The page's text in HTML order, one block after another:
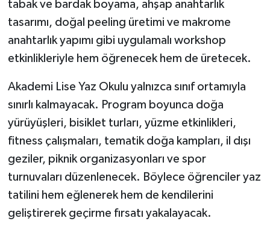
tabak ve bardak boyama, ahşap anahtarlık
tasarımı, doğal peeling üretimi ve makrome
anahtarlık yapımı gibi uygulamalı workshop
etkinlikleriyle hem öğrenecek hem de üretecek.
Akademi Lise Yaz Okulu yalnızca sınıf ortamıyla
sınırlı kalmayacak. Program boyunca doğa
yürüyüşleri, bisiklet turları, yüzme etkinlikleri,
fitness çalışmaları, tematik doğa kampları, il dışı
geziler, piknik organizasyonları ve spor
turnuvaları düzenlenecek. Böylece öğrenciler yaz
tatilini hem eğlenerek hem de kendilerini
geliştirerek geçirme fırsatı yakalayacak.